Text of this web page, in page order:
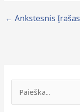
← Ankstesnis Įrašas